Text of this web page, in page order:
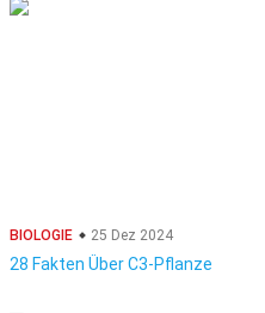
BIOLOGIE 25 Dez 2024
28 Fakten Über C3-Pflanze